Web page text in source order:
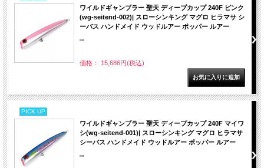
ワイルドギャンブラー 聖天 ディープカップ 240F ピンク
(wg-seitend-002)| スローシンキング マグロ ヒラマサ シ
ーバス ハンドメイド ウッドルアー ポッパー ルアー
""
価格： 15,686円(税込)
PICK UP
ワイルドギャンブラー 聖天 ディープカップ 240F マイワ
シ(wg-seitend-001)| スローシンキング マグロ ヒラマサ
シーバス ハンドメイド ウッドルアー ポッパー ルアー
""